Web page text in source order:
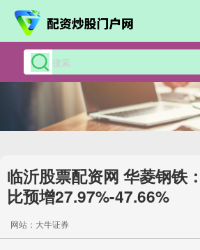
临沂股票配资网 华菱钢铁
比预增27.97%-47.66%
网站：大牛证券